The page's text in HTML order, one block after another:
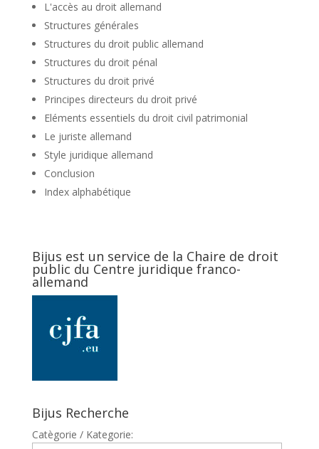
L'accès au droit allemand
Structures générales
Structures du droit public allemand
Structures du droit pénal
Structures du droit privé
Principes directeurs du droit privé
Eléments essentiels du droit civil patrimonial
Le juriste allemand
Style juridique allemand
Conclusion
Index alphabétique
Bijus est un service de la Chaire de droit
public du Centre juridique franco-
allemand
Bijus Recherche
Catègorie / Kategorie: